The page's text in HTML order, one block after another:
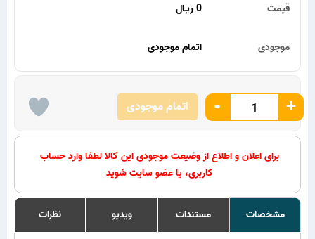
0 ریـال قیمت
اتمام موجودی موجودی
اتمام موجودی - +
برای اعلان و اطلاع از وضیعت موجودی این کالا لطفا وارد حساب
کاربری، یا عضو سایت شوید
مشخصات مستندات ویدیو نظرات